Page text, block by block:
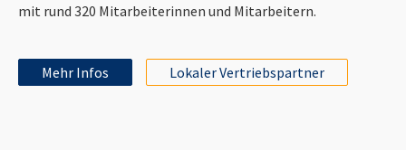
mit rund 320 Mitarbeiterinnen und Mitarbeitern.
Mehr Infos Lokaler Vertriebspartner